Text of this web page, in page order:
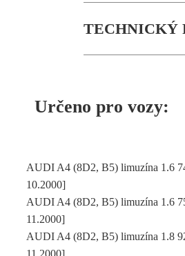
TECHNICKÝ
Určeno pro vozy:
AUDI A4 (8D2, B5) limuzína 1.6
10.2000]
AUDI A4 (8D2, B5) limuzína 1.6
11.2000]
AUDI A4 (8D2, B5) limuzína 1.8
11.2000]